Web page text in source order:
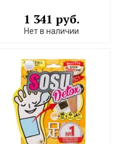
1 341 руб.
Нет в наличии